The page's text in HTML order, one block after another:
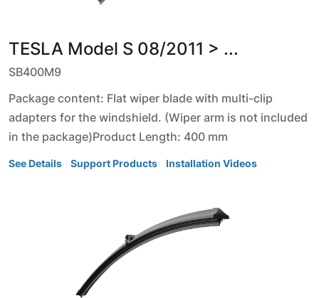
TESLA Model S 08/2011 > ...
SB400M9
Package content: Flat wiper blade with multi-clip
adapters for the windshield. (Wiper arm is not included
in the package)Product Length: 400 mm
See Details Support Products Installation Videos